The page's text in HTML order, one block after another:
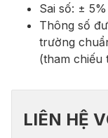
Sai số: ± 5%
Thông số
trường
(tham chiếu
LIÊN HỆ